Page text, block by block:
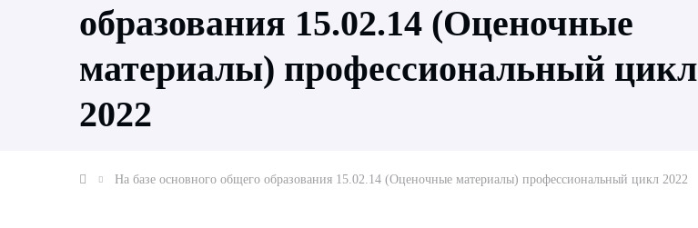
образования 15.02.14 (Оценочные
материалы) профессиональный цикл
2022
На базе основного общего образования 15.02.14 (Оценочные материалы) профессиональный цикл 2022